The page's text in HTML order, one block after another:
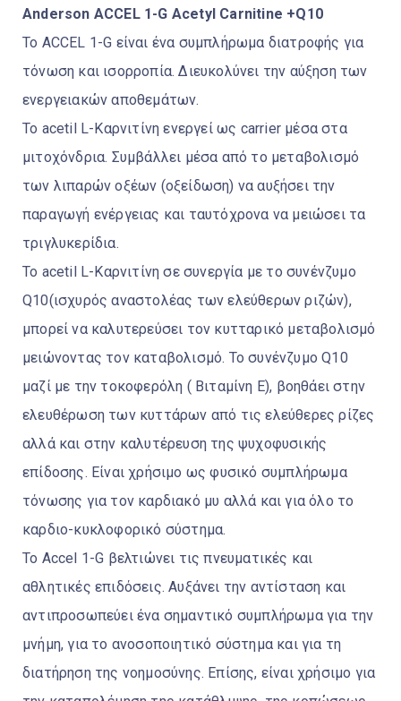
Anderson ACCEL 1-G Acetyl Carnitine +Q10
Το ACCEL 1-G είναι ένα συμπλήρωμα διατροφής για
τόνωση και ισορροπία. Διευκολύνει την αύξηση των
ενεργειακών αποθεμάτων.
Το acetil L-Καρνιτίνη ενεργεί ως carrier μέσα στα
μιτοχόνδρια. Συμβάλλει μέσα από το μεταβολισμό
των λιπαρών οξέων (οξείδωση) να αυξήσει την
παραγωγή ενέργειας και ταυτόχρονα να μειώσει τα
τριγλυκερίδια.
Το acetil L-Καρνιτίνη σε συνεργία με το συνένζυμο
Q10(ισχυρός αναστολέας των ελεύθερων ριζών),
μπορεί να καλυτερεύσει τον κυτταρικό μεταβολισμό
μειώνοντας τον καταβολισμό. Το συνένζυμο Q10
μαζί με την τοκοφερόλη ( Βιταμίνη Ε), βοηθάει στην
ελευθέρωση των κυττάρων από τις ελεύθερες ρίζες
αλλά και στην καλυτέρευση της ψυχοφυσικής
επίδοσης. Είναι χρήσιμο ως φυσικό συμπλήρωμα
τόνωσης για τον καρδιακό μυ αλλά και για όλο το
καρδιο-κυκλοφορικό σύστημα.
Το Accel 1-G βελτιώνει τις πνευματικές και
αθλητικές επιδόσεις. Αυξάνει την αντίσταση και
αντιπροσωπεύει ένα σημαντικό συμπλήρωμα για την
μνήμη, για το ανοσοποιητικό σύστημα και για τη
διατήρηση της νοημοσύνης. Επίσης, είναι χρήσιμο για